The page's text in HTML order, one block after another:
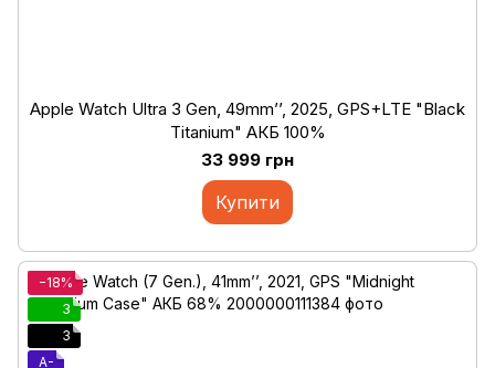
Apple Watch Ultra 3 Gen, 49mm’’, 2025, GPS+LTE "Black
Titanium" АКБ 100%
33 999 грн
Купити
−18%
3
3
A-